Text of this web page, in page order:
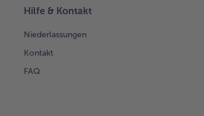
Hilfe & Kontakt
Niederlassungen
Kontakt
FAQ